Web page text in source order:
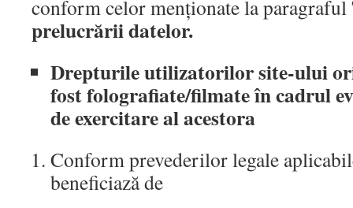
conform celor menționate la paragraful
prelucrării datelor.
Drepturile utilizatorilor site-ului ori
fost folografiate/filmate în cadrul
de exercitare al acestora
Conform prevederilor legale
beneficiază de